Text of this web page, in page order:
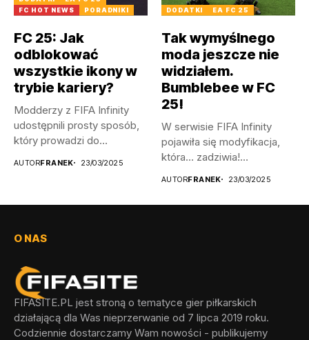
FC HOT NEWS
PORADNIKI
FC 25: Jak
odblokować
wszystkie ikony w
trybie kariery?
Modderzy z FIFA Infinity
udostępnili prosty sposób,
który prowadzi do
AUTORFRANEK 23/03/2025
DODATKI EA FC 25
Tak wymyślnego
moda jeszcze nie
widziałem.
Bumblebee w FC
25!
W serwisie FIFA Infinity
pojawiła się modyfikacja,
która… zadziwia!
AUTORFRANEK 23/03/2025
O NAS
FIFASITE.PL jest stroną o tematyce gier piłkarskich
działającą dla Was nieprzerwanie od 7 lipca 2019 roku.
Codziennie dostarczamy Wam nowości - publikujemy